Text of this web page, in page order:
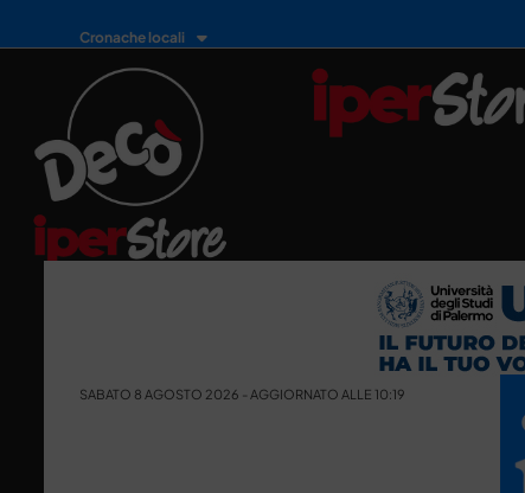
Cronache locali
SABATO 8 AGOSTO 2026 - AGGIORNATO ALLE 10:19